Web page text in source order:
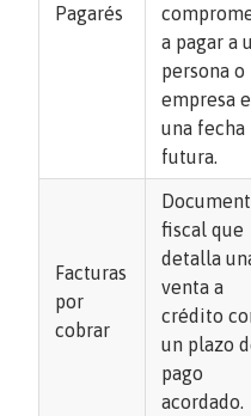
Pagarés
a pagar a
persona o
empresa
una fecha
futura.
Facturas
por
cobrar
fiscal que
detalla
venta a
crédito
un plazo
pago
acordado.